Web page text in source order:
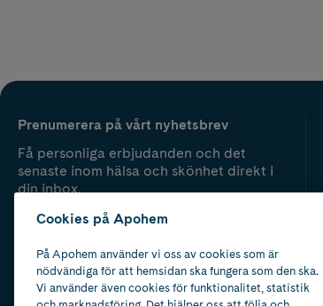
Prenumerera på vårt nyhetsbrev
Få personliga erbjudanden och det
senaste inom hälsa och skönhet direkt i
din inbox.
Cookies på Apohem
På Apohem använder vi oss av cookies som är
nödvändiga för att hemsidan ska fungera som den ska.
Vi använder även cookies för funktionalitet, statistik